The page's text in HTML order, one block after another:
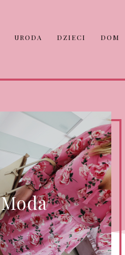
URODA DZIECI DOM
Moda